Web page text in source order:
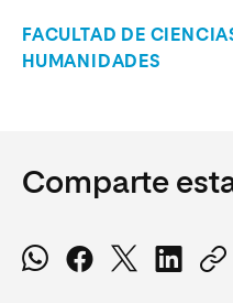
FACULTAD DE
HUMANIDADES
Comparte